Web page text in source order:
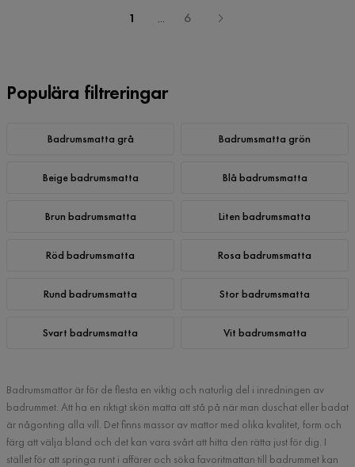
1 ... 6
Populära filtreringar
Badrumsmatta grå Badrumsmatta grön
Beige badrumsmatta Blå badrumsmatta
Brun badrumsmatta Liten badrumsmatta
Röd badrumsmatta Rosa badrumsmatta
Rund badrumsmatta Stor badrumsmatta
Svart badrumsmatta Vit badrumsmatta
Badrumsmattor är för de flesta en viktig och naturlig del i inredningen av
badrummet. Att ha en riktigt skön matta att stå på när man duschat eller badat
är någonting alla vill. Det finns massor av mattor med olika kvalitet, form och
färg att välja bland och det kan vara svårt att hitta den rätta just för dig. I
stället för att springa runt i affärer och söka favoritmattan till badrummet kan